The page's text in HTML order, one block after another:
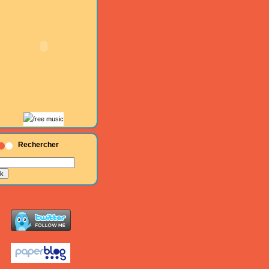
Rechercher